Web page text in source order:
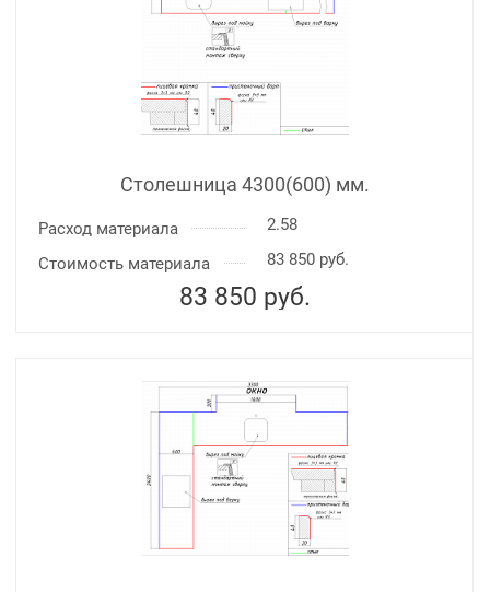
Столешница 4300(600) мм.
Расход материала
2.58
Стоимость материала
83 850 руб.
83 850 руб.